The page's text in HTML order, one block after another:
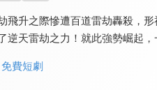
飛升之際慘遭百道雷劫轟殺，
逆天雷劫之力！就此強勢崛起，
費短劇